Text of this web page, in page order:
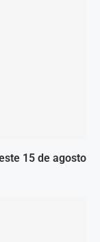
15 de agosto